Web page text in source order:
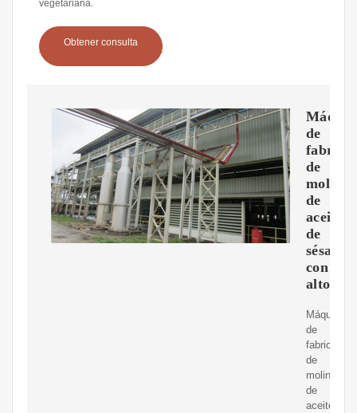
vegetariana.
Obtener consulta
de
de
molino
de
aceite
de
sésamo
con
alto
Máquina
de
fabricación
de
molino
de
aceite